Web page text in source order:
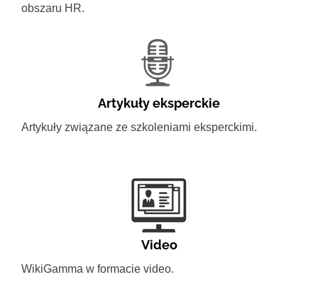
obszaru HR.
Artykuły eksperckie
Artykuły związane ze szkoleniami eksperckimi.
Video
WikiGamma w formacie video.